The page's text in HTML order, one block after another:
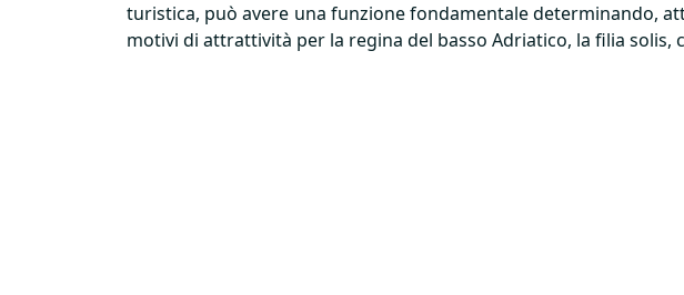
turistica, può avere una funzione fondamentale determinando,
motivi di attrattività per la regina del basso Adriatico, la filia solis,